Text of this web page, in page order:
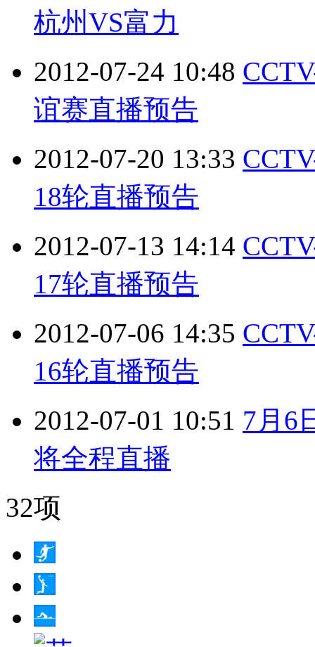
杭州VS富力
2012-07-24 10:48
谊赛直播预告
2012-07-20 13:33
18轮直播预告
2012-07-13 14:14
17轮直播预告
2012-07-06 14:35
16轮直播预告
2012-07-01 10:51 7月6
将全程直播
32项